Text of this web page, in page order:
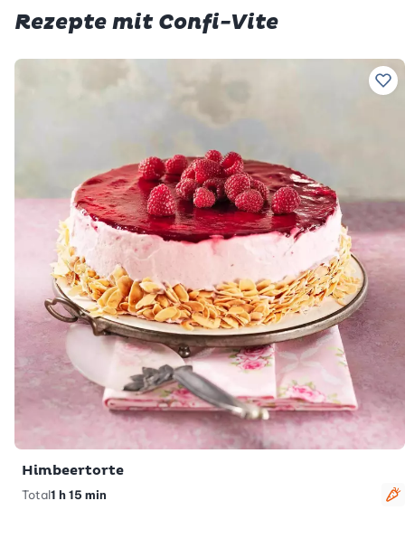
Rezepte mit Confi-Vite
Zu
Himbeertorte
Total1 h 15 min